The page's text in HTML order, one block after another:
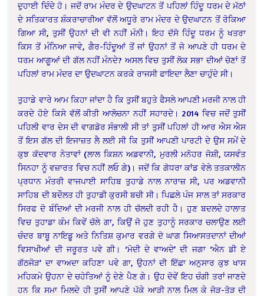
ਦੁਹਾਈ ਦਿੰਦੇ ਹੋ। ਜਦੋਂ ਰਾਮ ਮੰਦਰ ਦੇ ਉਦਘਾਟਨ ਤੋਂ ਪਹਿਲਾਂ ਹਿੰਦੂ ਧਰਮ ਦੇ ਮੱਠਾਂ
ਦੇ ਸਤਿਕਾਰਤ ਸ਼ੰਕਰਾਚਾਰੀਆ ਵੱਲੋਂ ਅਧੂਰੇ ਰਾਮ ਮੰਦਰ ਦੇ ਉਦਘਾਟਨ ਤੋਂ ਰੋਕਿਆ
ਗਿਆ ਸੀ, ਤੁਸੀਂ ਉਹਨਾਂ ਦੀ ਵੀ ਨਹੀਂ ਮੰਨੀ। ਇਹ ਦੱਸੋ ਹਿੰਦੂ ਧਰਮ ਨੂੰ ਖਤਰਾ
ਕਿਸ ਤੋਂ ਮੰਨਿਆ ਜਾਵੇ, ਗੈਰ-ਹਿੰਦੂਆਂ ਤੋਂ ਜਾਂ ਉਹਨਾਂ ਤੋਂ ਜੋ ਆਪਣੇ ਹੀ ਧਰਮ ਦੇ
ਧਰਮ ਆਗੂਆਂ ਦੀ ਗੱਲ ਨਹੀਂ ਮੰਨਦੇ? ਅਸਲ ਵਿਚ ਤੁਸੀਂ ਲੋਕ ਸਭਾ ਦੀਆਂ ਚੋਣਾਂ ਤੋਂ
ਪਹਿਲਾਂ ਰਾਮ ਮੰਦਰ ਦਾ ਉਦਘਾਟਨ ਕਰਕੇ ਰਾਜਸੀ ਫਾਇਦਾ ਲੈਣਾ ਚਾਹੁੰਦੇ ਸੀ।
ਤੁਹਾਡੇ ਵਾਰੇ ਆਮ ਕਿਹਾ ਜਾਂਦਾ ਹੈ ਕਿ ਤੁਸੀਂ ਬਹੁਤੇ ਫੈਸਲੇ ਆਪਣੀ ਮਰਜੀ ਨਾਲ ਹੀ
ਕਰਦੇ ਹੋਏ ਕਿਸੇ ਵੱਲੋਂ ਕੀਤੀ ਆਲੋਚਨਾ ਨਹੀਂ ਸਹਾਰਦੇ। 2014 ਵਿਚ ਜਦੋਂ ਤੁਸੀਂ
ਪਹਿਲੀ ਵਾਰ ਦੇਸ ਦੀ ਵਾਗਡੋਰ ਸੰਭਾਲੀ ਸੀ ਤਾਂ ਤੁਸੀਂ ਪਹਿਲਾਂ ਹੀ ਆਰ ਐਸ ਐਸ
ਤੋਂ ਇਸ ਗੱਲ ਦੀ ਇਜਾਜ਼ਤ ਲੈ ਲਈ ਸੀ ਕਿ ਤੁਸੀਂ ਆਪਣੀ ਪਾਰਟੀ ਦੇ ਉਸ ਸਮੇਂ ਦੇ
ਕੁਝ ਕੱਦਵਾਰ ਨੇਤਾਵਾਂ (ਲਾਲ ਕਿਸ਼ਨ ਅਡਵਾਨੀ, ਮੁਰਲੀ ਮਨੋਹਰ ਜੋਸ਼ੀ, ਯਸਵੰਤ
ਸਿਨਹਾ ਨੂੰ ਵਜ਼ਾਰਤ ਵਿਚ ਨਹੀਂ ਲਓ ਗੇ)। ਜਦੋਂ ਕਿ ਗੋਧਰਾ ਕਾਂਡ ਵੇਲੇ ਤਤਕਾਲੀਨ
ਪ੍ਰਧਾਨ ਮੰਤਰੀ ਵਾਜਪਾਈ ਸਾਹਿਬ ਤੁਹਾਡੇ ਨਾਲ ਨਾਰਾਜ਼ ਸੀ, ਪਰ ਅਡਵਾਨੀ
ਸਾਹਿਬ ਦੀ ਬਦੌਲਤ ਹੀ ਤੁਹਾਡੀ ਕੁਰਸੀ ਬਚੀ ਸੀ। ਪਿਛਲੇ ਪੰਜ ਸਾਲ ਤਾਂ ਸਰਕਾਰ
ਸਿਰਫ ਦੋ ਬੰਦਿਆਂ ਦੀ ਮਰਜੀ ਨਾਲ ਹੀ ਚੱਲਦੀ ਰਹੀ ਹੈ। ਹੁਣ ਬਦਲਦੇ ਹਾਲਾਤ
ਵਿਚ ਤੁਹਾਡਾ ਕੰਮ ਕਿਵੇਂ ਚੱਲੇ ਗਾ, ਕਿਉਂ ਜੋ ਹੁਣ ਤੁਹਾਨੂੰ ਸਰਕਾਰ ਚਲਾਉਣ ਲਈ
ਚੰਦਰ ਬਾਬੂ ਨਾਇਡੂ ਅਤੇ ਨਿਤਿਸ਼ ਕੁਮਾਰ ਵਰਗੇ ਦੋ ਘਾਗ ਸਿਆਸਤਦਾਨਾਂ ਦੀਆਂ
ਵਿਸਾਖੀਆਂ ਦੀ ਜਰੂਰਤ ਪਵੇ ਗੀ। ‘ਮੋਦੀ ਦੇ ਵਾਅਦੇ’ ਦੀ ਜਗਾ ‘ਐਨ ਡੀ ਏ
ਗੱਠਜੋੜ’ ਦਾ ਵਾਅਦਾ ਕਹਿਣਾ ਪਵੇ ਗਾ, ਉਹਨਾਂ ਦੀ ਇੱਛਾ ਅਨੁਸਾਰ ਕੁਝ ਖਾਸ
ਮਹਿਕਮੇ ਉਹਨਾ ਦੇ ਚਹੇਤਿਆਂ ਨੂੰ ਦੇਣੇ ਪੈਣ ਗੇ। ਉਹ ਦੋਵੇਂ ਇਹ ਚੰਗੀ ਤਰਾਂ ਜਾਣਦੇ
ਹਨ ਕਿ ਸਮਾ ਮਿਲਦੇ ਹੀ ਤੁਸੀਂ ਆਪਣੇ ਪੱਕੇ ਆੜੀ ਨਾਲ ਮਿਲ ਕੇ ਜੋੜ-ਤੋੜ ਦੀ